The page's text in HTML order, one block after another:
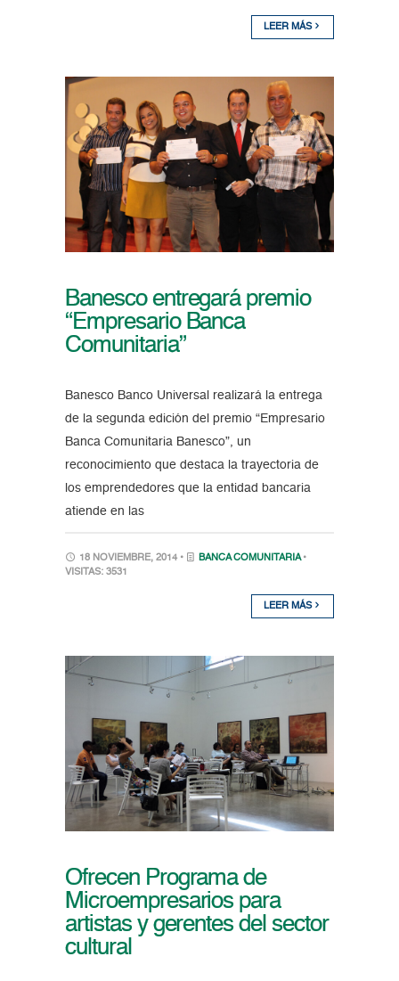
LEER MÁS
Banesco entregará premio
“Empresario Banca
Comunitaria”
Banesco Banco Universal realizará la entrega
de la segunda edición del premio “Empresario
Banca Comunitaria Banesco”, un
reconocimiento que destaca la trayectoria de
los emprendedores que la entidad bancaria
atiende en las
18 NOVIEMBRE, 2014 • BANCA COMUNITARIA •
VISITAS: 3531
LEER MÁS
Ofrecen Programa de
Microempresarios para
artistas y gerentes del sector
cultural